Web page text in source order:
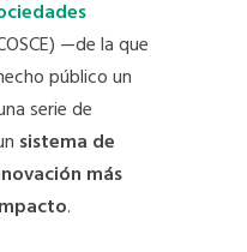
—de la que
público un
serie de
sistema de
más
.